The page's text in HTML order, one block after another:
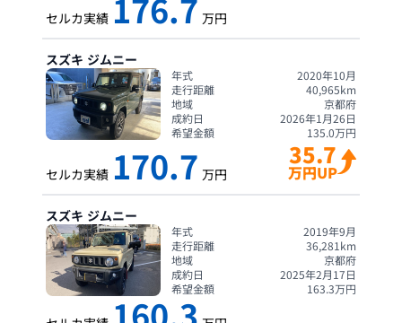
セルカ実績 万円
スズキ ジムニー
年式
2020年10月
走行距離
40,965km
地域
京都府
成約日
2026年1月26日
希望金額
135.0万円
セルカ実績 170.7 万円
35.7
万円UP
スズキ ジムニー
年式
2019年9月
走行距離
36,281 km
地域
京都府
成約日
2025年2月17日
希望金額
163.3万円